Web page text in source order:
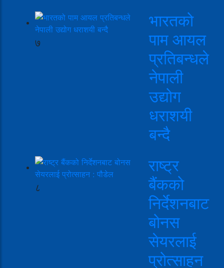
७
भारतको
पाम आयल
प्रतिबन्धले
नेपाली
उद्योग
धराशयी
बन्दै
८
राष्ट्र
बैंकको
निर्देशनबाट
बोनस
सेयरलाई
प्रोत्साहन